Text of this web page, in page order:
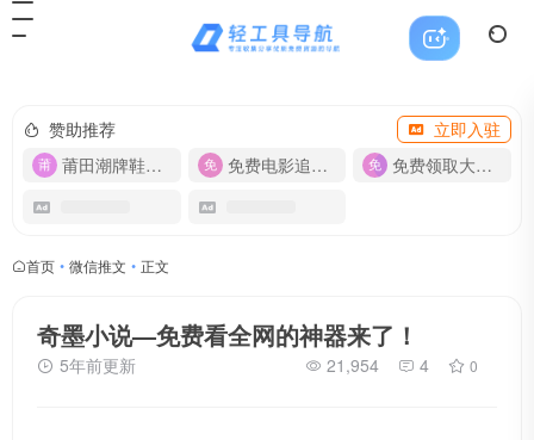
赞助推荐
立即入驻
莆田潮牌鞋服-货源
免费电影追剧APP 免费领取大流量卡【500G】
首页 • 微信推文 • 正文
奇墨小说—免费看全网的神器来了！
5年前更新 21,954 4 0